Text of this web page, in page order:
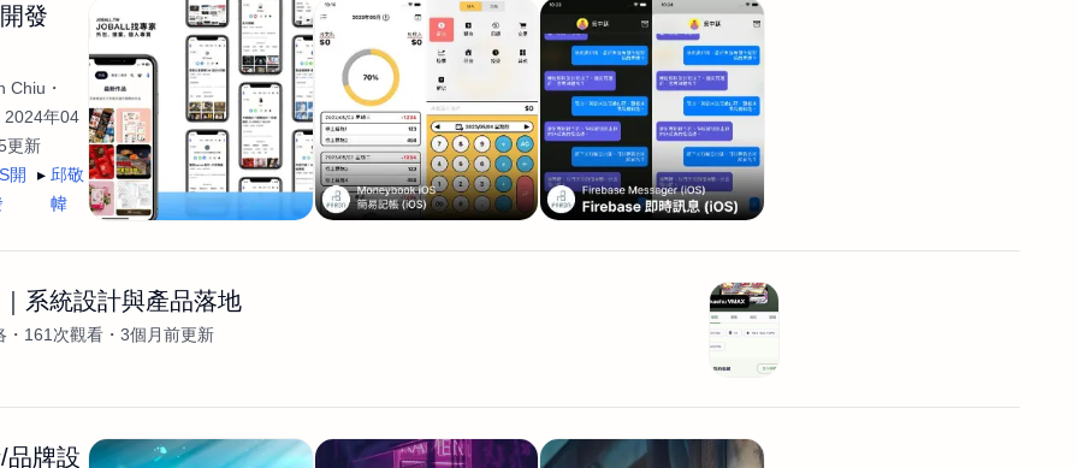
發
Chiu
2024年04
更新
開
邱敬
幃
系統設計與產品落地
161次觀看 3個月前更新
品牌設